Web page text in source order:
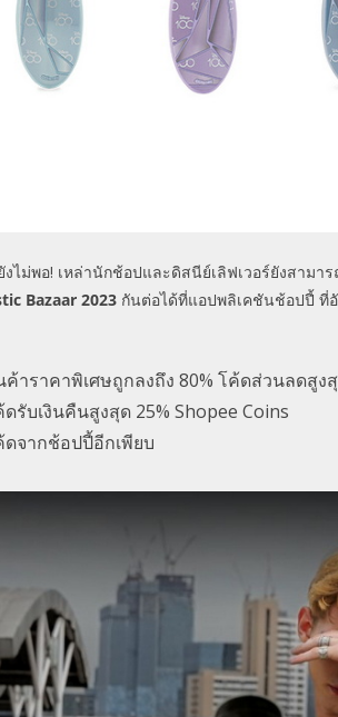
งไม่พอ! เหล่านักช้อปและดิสนีย์เลิฟเวอร์ยังสามา
Bazaar 2023 กันต่อได้ที่แอปพลิเคชันช้อปปี้ ที่
ค้าราคาพิเศษถูกลงถึง 80% โค้ดส่วนลดสูง
ดรับเงินคืนสูงสุด 25% Shopee Coins
ดจากช้อปปี้อีกเพียบ